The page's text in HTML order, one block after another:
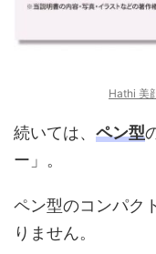
Hathi 美
続いては、 ペン型
ー」。
ペン型のコンパク
りません。